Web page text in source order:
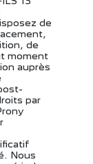
de
de
moment
auprès
par
Nous